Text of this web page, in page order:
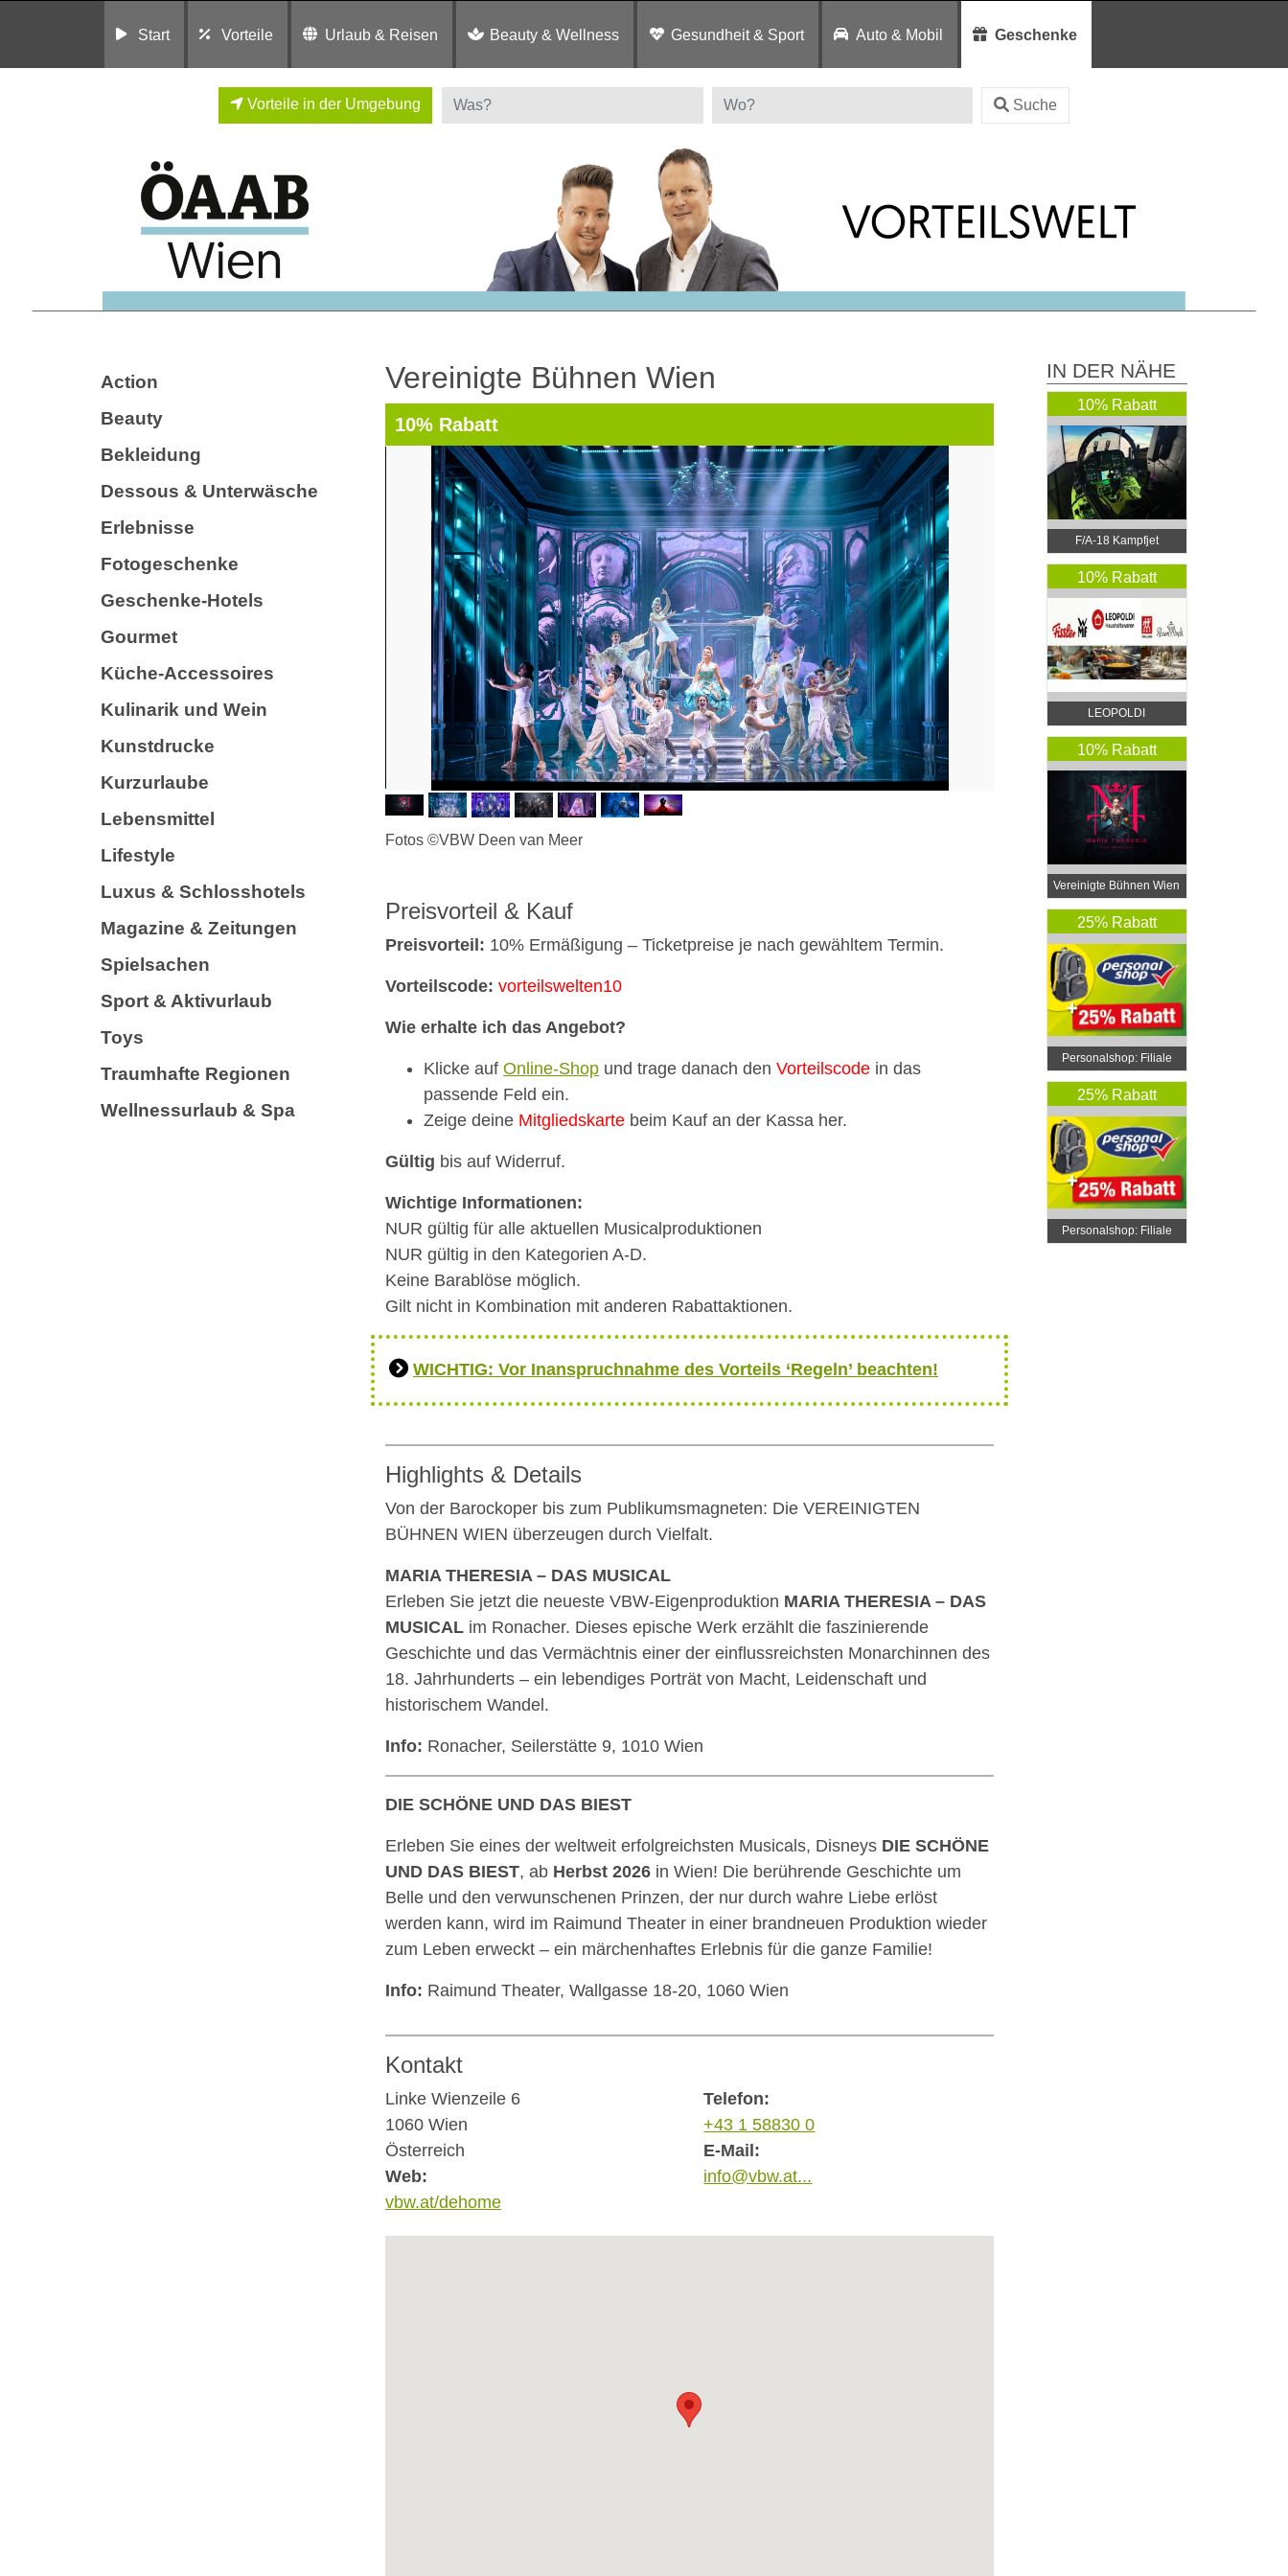
Start Vorteile Urlaub & Reisen Beauty & Wellness Gesundheit & Sport Auto & Mobil Geschenke
Vorteile in der Umgebung Suche
Action
Beauty
Bekleidung
Dessous & Unterwäsche
Erlebnisse
Fotogeschenke
Geschenke-Hotels
Gourmet
Küche-Accessoires
Kulinarik und Wein
Kunstdrucke
Kurzurlaube
Lebensmittel
Lifestyle
Luxus & Schlosshotels
Magazine & Zeitungen
Spielsachen
Sport & Aktivurlaub
Toys
Traumhafte Regionen
Wellnessurlaub & Spa
Vereinigte Bühnen Wien
10% Rabatt
Fotos ©VBW Deen van Meer
Preisvorteil & Kauf
Preisvorteil: 10% Ermäßigung – Ticketpreise je nach gewähltem Termin.
Vorteilscode: vorteilswelten10
Wie erhalte ich das Angebot?
Klicke auf Online-Shop und trage danach den Vorteilscode in das
passende Feld ein.
Zeige deine Mitgliedskarte beim Kauf an der Kassa her.
Gültig bis auf Widerruf.
Wichtige Informationen:
NUR gültig für alle aktuellen Musicalproduktionen
NUR gültig in den Kategorien A-D.
Keine Barablöse möglich.
Gilt nicht in Kombination mit anderen Rabattaktionen.
WICHTIG: Vor Inanspruchnahme des Vorteils ‘Regeln’ beachten!
Highlights & Details
Von der Barockoper bis zum Publikumsmagneten: Die VEREINIGTEN
BÜHNEN WIEN überzeugen durch Vielfalt.
MARIA THERESIA – DAS MUSICAL
Erleben Sie jetzt die neueste VBW-Eigenproduktion MARIA THERESIA – DAS
MUSICAL im Ronacher. Dieses epische Werk erzählt die faszinierende
Geschichte und das Vermächtnis einer der einflussreichsten Monarchinnen des
18. Jahrhunderts – ein lebendiges Porträt von Macht, Leidenschaft und
historischem Wandel.
Info: Ronacher, Seilerstätte 9, 1010 Wien
DIE SCHÖNE UND DAS BIEST
Erleben Sie eines der weltweit erfolgreichsten Musicals, Disneys DIE SCHÖNE
UND DAS BIEST, ab Herbst 2026 in Wien! Die berührende Geschichte um
Belle und den verwunschenen Prinzen, der nur durch wahre Liebe erlöst
werden kann, wird im Raimund Theater in einer brandneuen Produktion wieder
zum Leben erweckt – ein märchenhaftes Erlebnis für die ganze Familie!
Info: Raimund Theater, Wallgasse 18-20, 1060 Wien
Kontakt
Linke Wienzeile 6
1060 Wien
Österreich
Web:
vbw.at/dehome
Telefon:
+43 1 58830 0
E-Mail:
info@vbw.at...
IN DER NÄHE
10% Rabatt
F/A-18 Kampfjet
Simulator Wien
10% Rabatt
LEOPOLDI
Haushaltswaren
10% Rabatt
Vereinigte Bühnen Wien
25% Rabatt
Personalshop: Filiale
Vösendorf
25% Rabatt
Personalshop: Filiale
Wien